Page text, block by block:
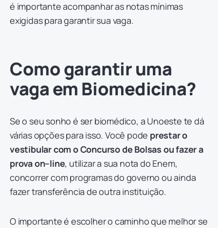
é importante acompanhar as notas mínimas
exigidas para garantir sua vaga.
Como garantir uma
vaga em Biomedicina?
Se o seu sonho é ser biomédico, a Unoeste te dá
várias opções para isso. Você pode prestar o
vestibularcom o Concurso de Bolsas ou fazer a
prova on–line, utilizar a sua nota do Enem,
concorrer com programas do governo ou ainda
fazer transferência de outra instituição.
O importante é escolher o caminho que melhor se